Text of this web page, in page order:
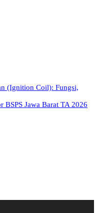
(Ignition Coil): Fungsi,
BSPS Jawa Barat TA 2026